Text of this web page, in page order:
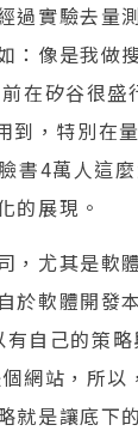
過實驗去量
：像是我做
在矽谷很盛
，特別在
書4萬人這
的展現。
，尤其是軟
於軟體開發
自己的策
網站，所以
就是讓底下